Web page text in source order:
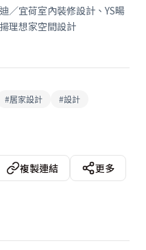
／宜荷室內裝修設計、YS暘
理想家空間設計
#居家設計 #設計
複製連結
更多